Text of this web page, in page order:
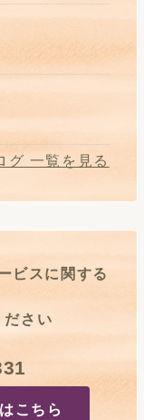
グ 一覧を見る
ビスに関する
ださい
こちら